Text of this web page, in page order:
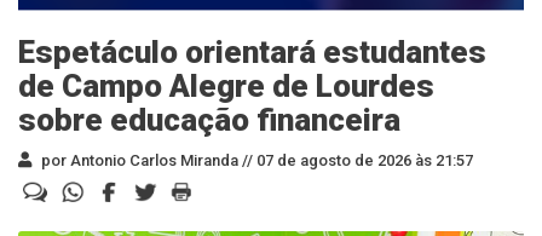
Espetáculo orientará estudantes
de Campo Alegre de Lourdes
sobre educação financeira
por Antonio Carlos Miranda // 07 de agosto de 2026 às 21:57